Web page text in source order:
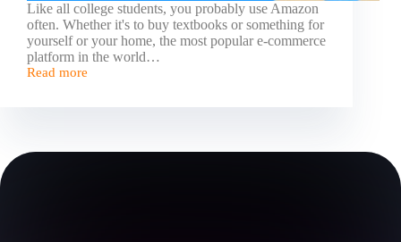
Like all college students, you probably use Amazon
often. Whether it's to buy textbooks or something for
yourself or your home, the most popular e-commerce
platform in the world…
Read more